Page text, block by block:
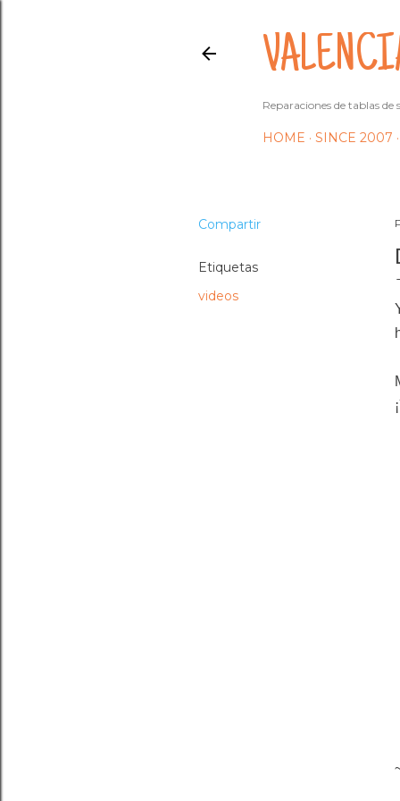
Reparaciones de tablas
HOME SINCE 2007
Compartir
Etiquetas
videos